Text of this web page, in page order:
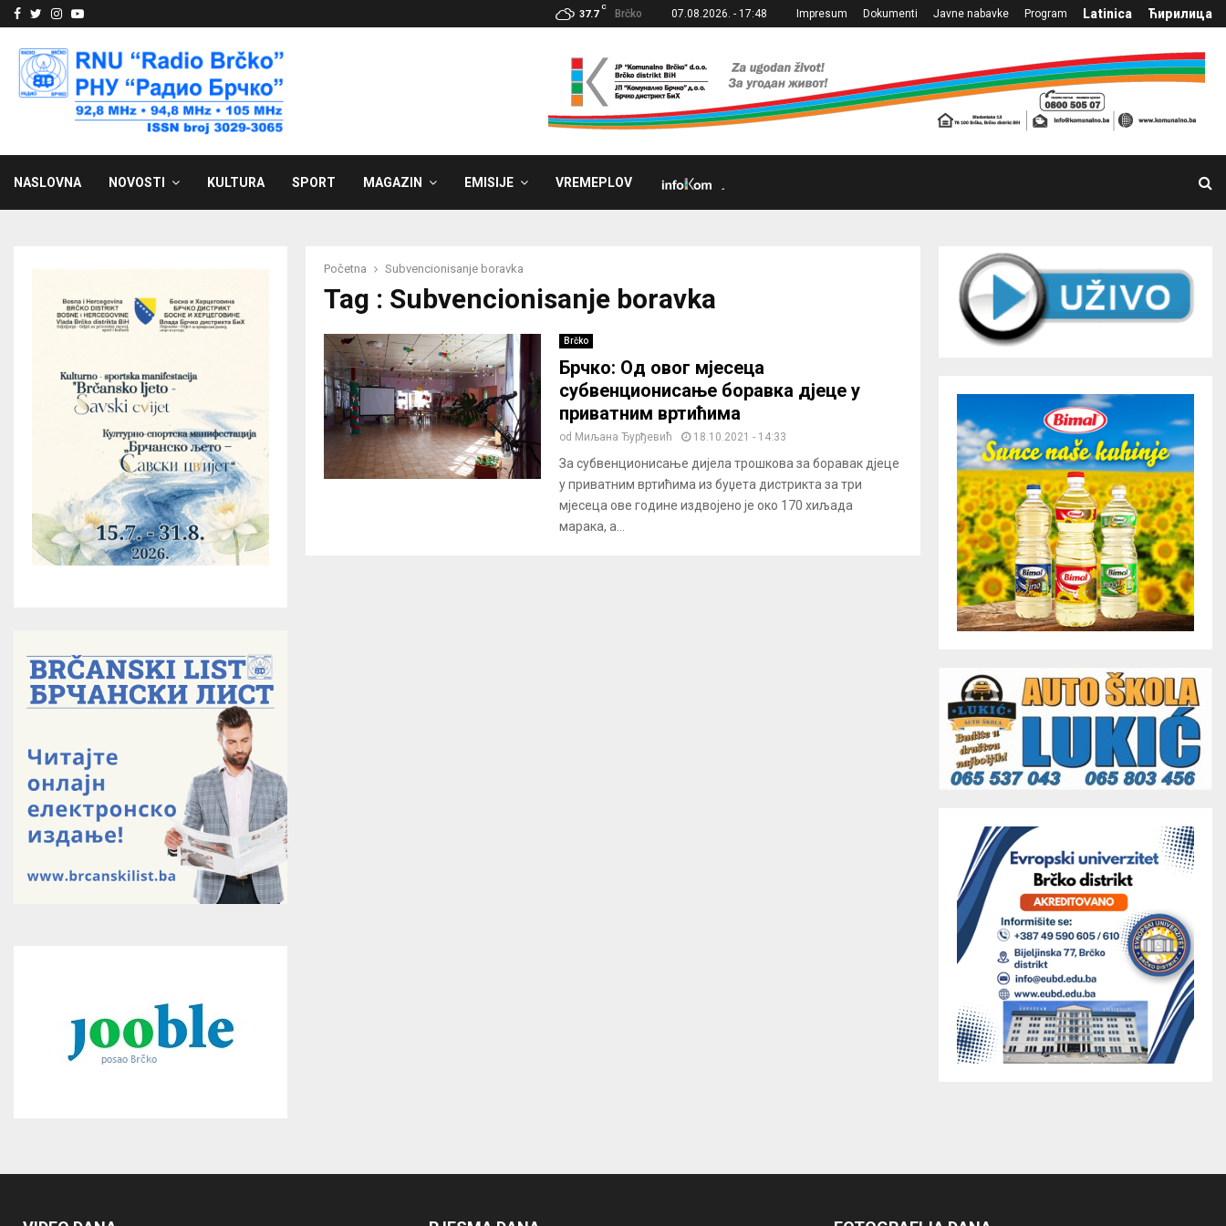
Facebook
Twitter
Instagram
Youtube 37.7
C
Brčko 07.08.2026. - 17:48 Impresum Dokumenti Javne nabavke Program Latinica Ћирилица
NASLOVNA NOVOSTI KULTURA SPORT MAGAZIN EMISIJE VREMEPLOV
Početna Subvencionisanje boravka
Tag : Subvencionisanje boravka
Brčko
Брчко: Од овог мјесеца
субвенционисање боравка дјеце у
приватним вртићима
od Миљана Ђурђевић 18.10.2021 - 14:33
За субвенционисање дијела трошкова за боравак дјеце
у приватним вртићима из буџета дистрикта за три
мјесеца ове године издвојено је око 170 хиљада
марака, а...